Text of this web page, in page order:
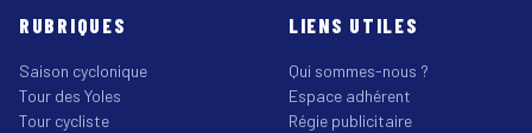
RUBRIQUES
Saison cyclonique
Tour des Yoles
Tour cycliste
LIENS UTILES
Qui sommes-nous ?
Espace adhérent
Régie publicitaire